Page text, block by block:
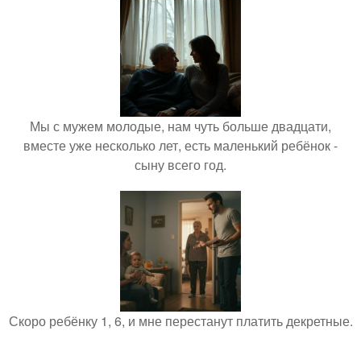
Мы с мужем молодые, нам чуть больше двадцати,
вместе уже несколько лет, есть маленький ребёнок -
сыну всего год.
Скоро ребёнку 1, 6, и мне перестанут платить декретные.